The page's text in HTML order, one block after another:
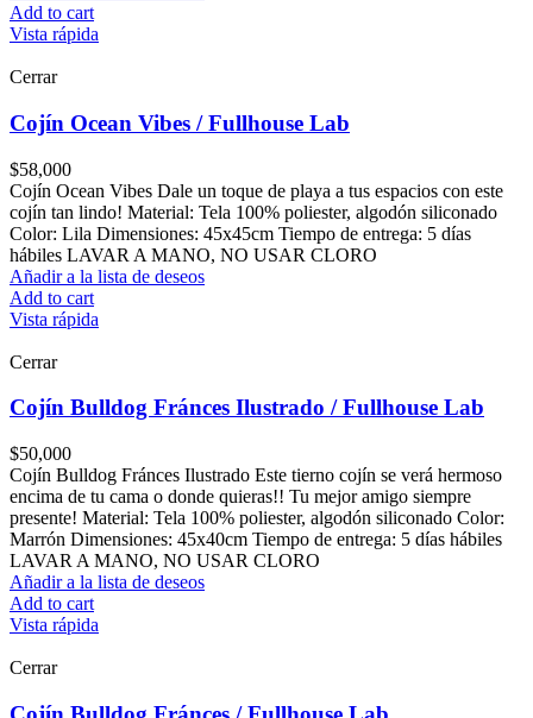
Add to cart
Vista rápida
Cerrar
Cojín Ocean Vibes / Fullhouse Lab
$58,000
Cojín Ocean Vibes Dale un toque de playa a tus espacios con este
cojín tan lindo! Material: Tela 100% poliester, algodón siliconado
Color: Lila Dimensiones: 45x45cm Tiempo de entrega: 5 días
hábiles LAVAR A MANO, NO USAR CLORO
Añadir a la lista de deseos
Add to cart
Vista rápida
Cerrar
Cojín Bulldog Fránces Ilustrado / Fullhouse Lab
$50,000
Cojín Bulldog Fránces Ilustrado Este tierno cojín se verá hermoso
encima de tu cama o donde quieras!! Tu mejor amigo siempre
presente! Material: Tela 100% poliester, algodón siliconado Color:
Marrón Dimensiones: 45x40cm Tiempo de entrega: 5 días hábiles
LAVAR A MANO, NO USAR CLORO
Añadir a la lista de deseos
Add to cart
Vista rápida
Cerrar